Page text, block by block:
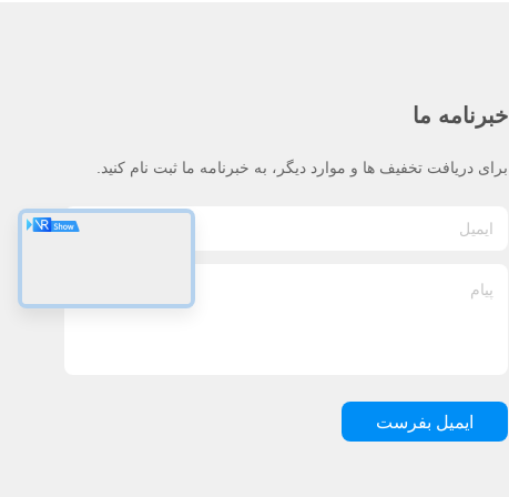
خبرنامه ما
برای دریافت تخفیف ها و موارد دیگر، به خبرنامه ما ثبت نام کنید.
ایمیل بفرست